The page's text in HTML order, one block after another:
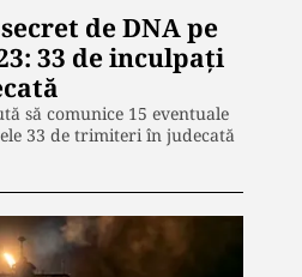
de DNA pe
33 de inculpați
să comunice 15 eventuale
33 de trimiteri în judecată